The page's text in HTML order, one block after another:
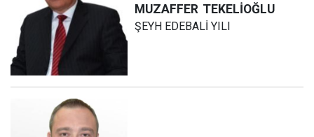
MUZAFFER TEKELİOĞLU
ŞEYH EDEBALİ YILI